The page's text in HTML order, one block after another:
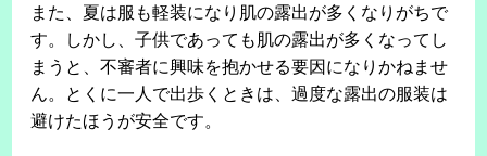
また、夏は服も軽装になり肌の露出が多くなりがちで
す。しかし、子供であっても肌の露出が多くなってし
まうと、不審者に興味を抱かせる要因になりかねませ
ん。とくに一人で出歩くときは、過度な露出の服装は
避けたほうが安全です。